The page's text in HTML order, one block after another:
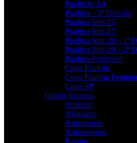
Paulistão A4
Paulista – 2ª Divisão
Paulista Sub-15
Paulista Sub-17
Paulista Sub-20 – 1ª
Paulista Sub-20 – 2ª
Paulista Feminino
Copa Paulista
Copa Paulista
Copa SP
Outros Estados
Acreano
Alagoano
Amapaense
Amazonense
Baiano